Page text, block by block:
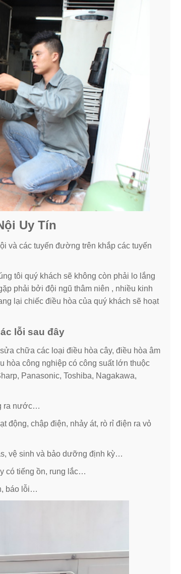
Uy Tín
và các tuyến đường trên khắp các tuyến
tôi quý khách sẽ không còn phải lo lắng
phải bởi đội ngũ thâm niên , nhiều kinh
lại chiếc điều hòa của quý khách sẽ hoạt
lỗi sau đây
chữa các loại điều hòa cây, điều hòa âm
hòa công nghiệp có công suất lớn thuộc
Panasonic, Toshiba, Nagakawa,
ra nước…
động, chập điện, nhảy át, rò rỉ điện ra vỏ
vệ sinh và bảo dưỡng định kỳ…
có tiếng ồn, rung lắc…
báo lỗi…